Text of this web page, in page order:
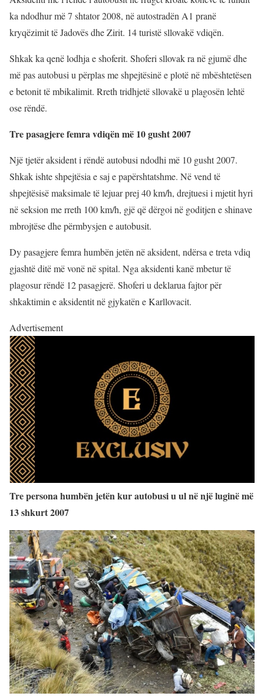
ka ndodhur më 7 shtator 2008, në autostradën A1 pranë
kryqëzimit të Jadovës dhe Zirit. 14 turistë sllovakë vdiqën.
Shkak ka qenë lodhja e shoferit. Shoferi sllovak ra në gjumë dhe
më pas autobusi u përplas me shpejtësinë e plotë në mbështetësen
e betonit të mbikalimit. Rreth tridhjetë sllovakë u plagosën lehtë
ose rëndë.
Tre pasagjere femra vdiqën më 10 gusht 2007
Një tjetër aksident i rëndë autobusi ndodhi më 10 gusht 2007.
Shkak ishte shpejtësia e saj e papërshtatshme. Në vend të
shpejtësisë maksimale të lejuar prej 40 km/h, drejtuesi i mjetit hyri
në seksion me rreth 100 km/h, gjë që dërgoi në goditjen e shinave
mbrojtëse dhe përmbysjen e autobusit.
Dy pasagjere femra humbën jetën në aksident, ndërsa e treta vdiq
gjashtë ditë më vonë në spital. Nga aksidenti kanë mbetur të
plagosur rëndë 12 pasagjerë. Shoferi u deklarua fajtor për
shkaktimin e aksidentit në gjykatën e Karllovacit.
Advertisement
Tre persona humbën jetën kur autobusi u ul në një luginë më
13 shkurt 2007